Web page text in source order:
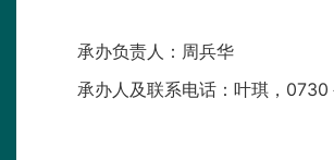
承办负责人：周兵华
承办人及联系电话：叶琪，0730